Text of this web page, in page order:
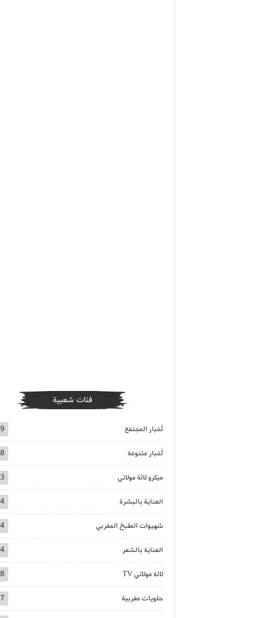
فئات شعبية
أخبار المجتمع
أخبار متنوعة
ميكرو لالة مولاتي
العناية بالبشرة
شهيوات الطبخ المغربي
العناية بالشعر
لالة مولاتي TV
حلويات مغربية